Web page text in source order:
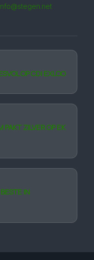
OP CDI EXLOO
ZILVER OP EK
IN